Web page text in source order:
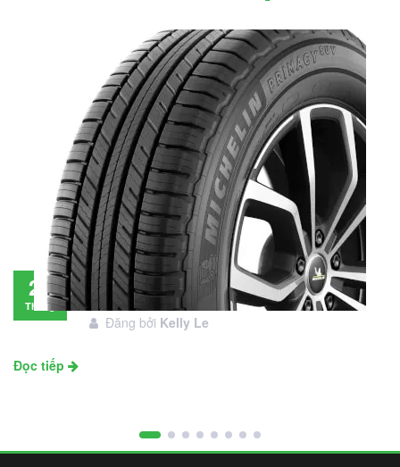
28
Tháng
Đánh giá lốp Michelin Primacy SUV: Đáng
đầu tư không?
Đăng bởi Kelly Le
Đọc tiếp